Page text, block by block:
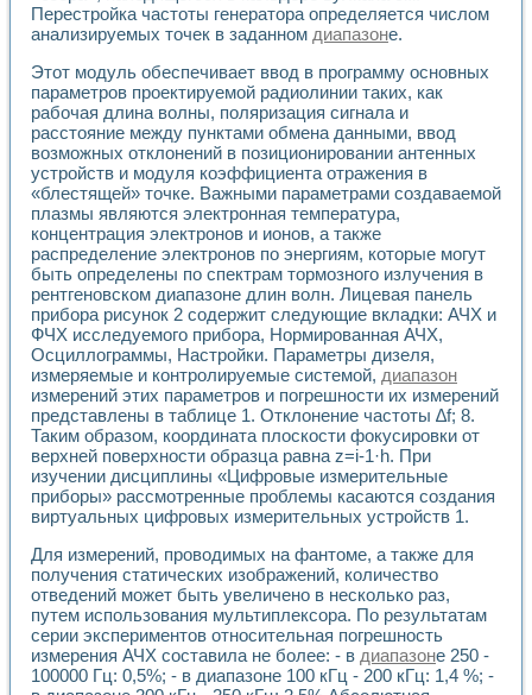
Система статистической обработки результатов
Автоматизация лазерно-плазменных измерений с
Использование технологий NATIONAL INSTRUMENTS
Учебный практикум "Спектральный и корреляционный
Учебный стенд для исследования принципа действия
Оборудование и программное обеспечение учебных
Виртуальный лабораторный практикум для изучения
Управление роботом ТУР-10 средствами LabVIEW
Аппаратно-программный комплекс для исследования
Автоматизированный дистанционный лабораторный
Исследование возможности реставрации одномерных
Использование технологий NATIONAL INSTRUMENTS в
Разработка модификаций алгоритма полигармонической
Учебный стенд для исследования принципа действия
Виртуальная система поддержки принимаемых решений в
Преемственность дисциплин «Моделирование систем» и
Универсальный стенд для исследования электрических
Лабораторные практикумы по информационно-
Виртуальный измеритель частотных характеристик на
Лабораторный практикум по основам теории Коммутации
Разработка виртуальной лабораторной работы
Виртуальные практикумы по электротехнике в среде
Из опыта внедрения в рамках национального проекта
Исследование эффективности решателей
Опыт разработки LabVIEW лабораторных практикумов
Проблемы повышения качества образования и
Развитие LabVIEW лабораторного практикума по
Разработка виртуальной лаборатории по электротехнике
Усовершенствованные алгоритмы частотного анализа
Об опыте работы учебного центра «Технологии
Перестройка частоты генератора определяется числом
анализируемых точек в заданном диапазоне.
Этот модуль обеспечивает ввод в программу основных
параметров проектируемой радиолинии таких, как
рабочая длина волны, поляризация сигнала и
расстояние между пунктами обмена данными, ввод
возможных отклонений в позиционировании антенных
устройств и модуля коэффициента отражения в
«блестящей» точке. Важными параметрами создаваемой
плазмы являются электронная температура,
концентрация электронов и ионов, а также
распределение электронов по энергиям, которые могут
быть определены по спектрам тормозного излучения в
рентгеновском диапазоне длин волн. Лицевая панель
прибора рисунок 2 содержит следующие вкладки: АЧХ и
ФЧХ исследуемого прибора, Нормированная АЧХ,
Осциллограммы, Настройки. Параметры дизеля,
измеряемые и контролируемые системой, диапазон
измерений этих параметров и погрешности их измерений
представлены в таблице 1. Отклонение частоты ∆f; 8.
Таким образом, координата плоскости фокусировки от
верхней поверхности образца равна z=i-1·h. При
изучении дисциплины «Цифровые измерительные
приборы» рассмотренные проблемы касаются создания
виртуальных цифровых измерительных устройств 1.
Для измерений, проводимых на фантоме, а также для
получения статических изображений, количество
отведений может быть увеличено в несколько раз,
путем использования мультиплексора. По результатам
серии экспериментов относительная погрешность
измерения АЧХ составила не более: - в диапазоне 250 -
100000 Гц: 0,5%; - в диапазоне 100 кГц - 200 кГц: 1,4 %; -